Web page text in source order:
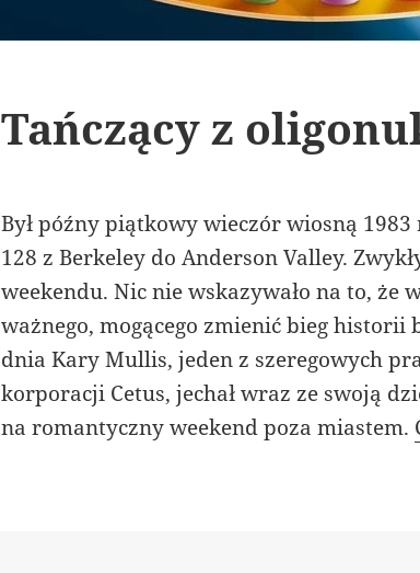
Tańczący z
Był późny piątkowy wieczór wiosną
128 z Berkeley do Anderson Valley.
weekendu. Nic nie wskazywało na to, że
ważnego, mogącego zmienić bieg historii
dnia Kary Mullis, jeden z szeregowych
korporacji Cetus, jechał wraz ze swoją
na romantyczny weekend poza miastem.